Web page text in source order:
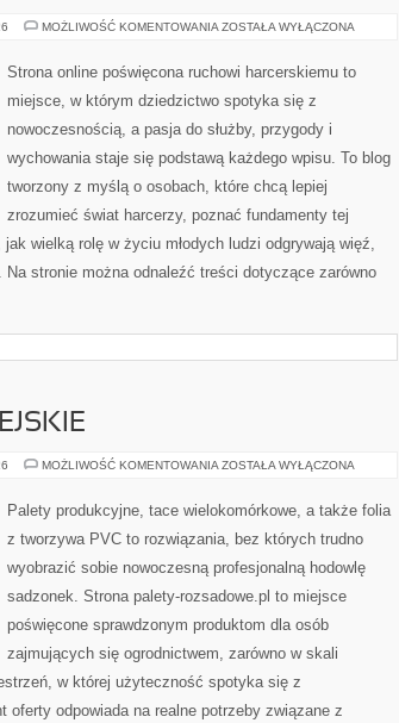
MOŻLIWOŚĆ KOMENTOWANIA CIEKAWE
HISTORIE
ZOSTAŁA WYŁĄCZONA
Strona online poświęcona ruchowi harcerskiemu to
miejsce, w którym dziedzictwo spotyka się z
nowoczesnością, a pasja do służby, przygody i
wychowania staje się podstawą każdego wpisu. To blog
tworzony z myślą o osobach, które chcą lepiej
zrozumieć świat harcerzy, poznać fundamenty tej
wielką rolę w życiu młodych ludzi odgrywają więź,
Na stronie można odnaleźć treści dotyczące zarówno
MOŻLIWOŚĆ KOMENTOWANIA OGRODNICTWO
ZOSTAŁA WYŁĄCZONA
Palety produkcyjne, tace wielokomórkowe, a także folia
z tworzywa PVC to rozwiązania, bez których trudno
wyobrazić sobie nowoczesną profesjonalną hodowlę
sadzonek. Strona palety-rozsadowe.pl to miejsce
poświęcone sprawdzonym produktom dla osób
zajmujących się ogrodnictwem, zarówno w skali
w której użyteczność spotyka się z
odpowiada na realne potrzeby związane z